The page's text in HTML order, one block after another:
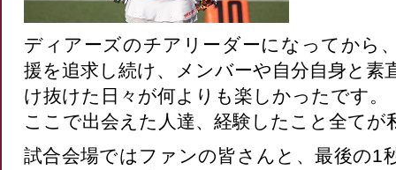
ディアーズのチアリーダーになってから
援を追求し続け、メンバーや自分自身と素
け抜けた日々が何よりも楽しかったです。
ここで出会えた人達、経験したこと全てが
試合会場ではファンの皆さんと、最後の1